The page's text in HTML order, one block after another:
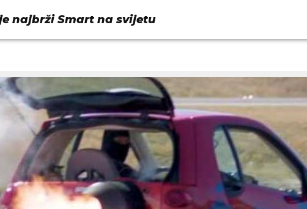
najbrži Smart na svijetu